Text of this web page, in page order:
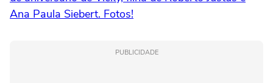
Ana Paula Siebert. Fotos!
PUBLICIDADE